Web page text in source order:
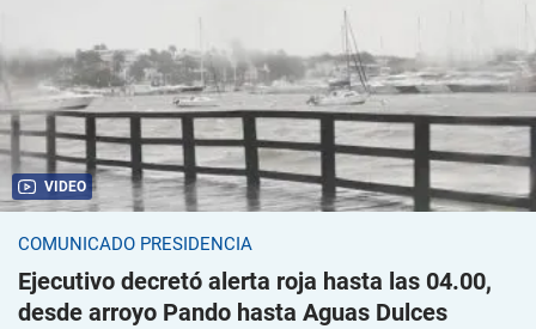
VIDEO
COMUNICADO PRESIDENCIA
Ejecutivo decretó alerta roja hasta las 04.00,
desde arroyo Pando hasta Aguas Dulces